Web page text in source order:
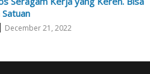
Satuan
December 21, 2022